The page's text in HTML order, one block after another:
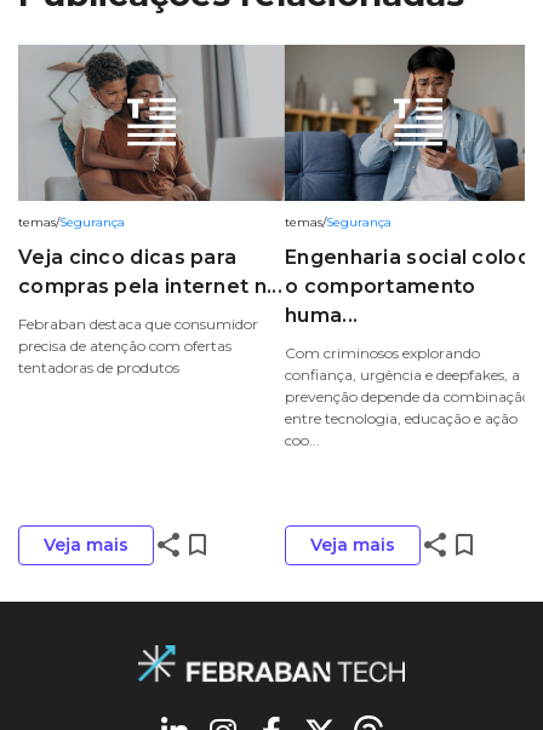
temas/Segurança
Veja cinco dicas para
compras pela internet n...
Febraban destaca que consumidor
precisa de atenção com ofertas
tentadoras de produtos
Veja mais share bookmark_border
temas/Segurança
Engenharia social coloca
o comportamento
huma...
Com criminosos explorando
confiança, urgência e deepfakes, a
prevenção depende da combinação
entre tecnologia, educação e ação
coo...
Veja mais share bookmark_border